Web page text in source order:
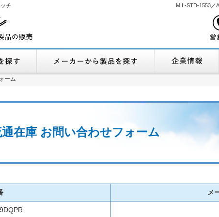
ーム
在庫 お問い合わせフォーム
MIL-STD-1553／
チ
メ
ーム